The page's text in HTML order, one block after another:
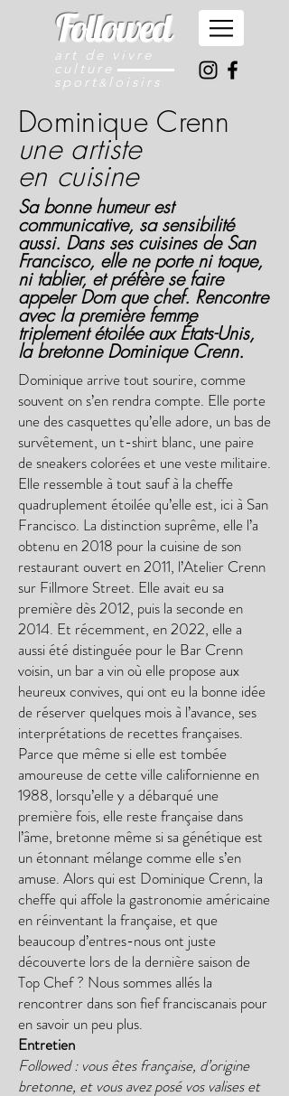
Followed
art de vivre
culture
sport & loisirs
Dominique Crenn
une artiste
en cuisine
Sa bonne humeur est
communicative, sa sensibilité
aussi. Dans ses cuisines de San
Francisco, elle ne porte ni toque,
ni tablier, et préfère se faire
appeler Dom que chef. Rencontre
avec la première femme
triplement étoilée aux États-Unis,
la bretonne Dominique Crenn.
Dominique arrive tout sourire, comme
souvent on s’en rendra compte. Elle porte
une des casquettes qu’elle adore, un bas de
survêtement, un t-shirt blanc, une paire
de sneakers colorées et une veste militaire.
Elle ressemble à tout sauf à la cheffe
quadruplement étoilée qu’elle est, ici à San
Francisco. La distinction suprême, elle l’a
obtenu en 2018 pour la cuisine de son
restaurant ouvert en 2011, l’Atelier Crenn
sur Fillmore Street. Elle avait eu sa
première dès 2012, puis la seconde en
2014. Et récemment, en 2022, elle a
aussi été distinguée pour le Bar Crenn
voisin, un bar a vin où elle propose aux
heureux convives, qui ont eu la bonne idée
de réserver quelques mois à l’avance, ses
interprétations de recettes françaises.
Parce que même si elle est tombée
amoureuse de cette ville californienne en
1988, lorsqu’elle y a débarqué une
première fois, elle reste française dans
l’âme, bretonne même si sa génétique est
un étonnant mélange comme elle s’en
amuse. Alors qui est Dominique Crenn, la
cheffe qui affole la gastronomie américaine
en réinventant la française, et que
beaucoup d’entres-nous ont juste
découverte lors de la dernière saison de
Top Chef ? Nous sommes allés la
rencontrer dans son fief franciscanais pour
en savoir un peu plus.
Entretien
Followed : vous êtes française, d’origine
bretonne, et vous avez posé vos valises et